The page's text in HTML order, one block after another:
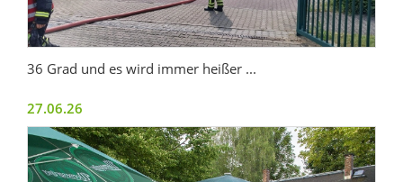
36 Grad und es wird immer heißer ...
27.06.26